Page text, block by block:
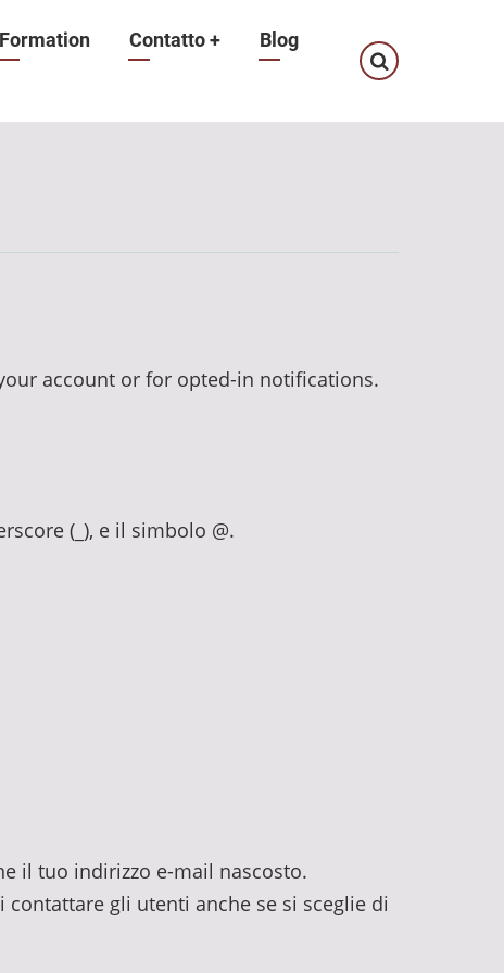
Formation Contatto+
Blog
account or for opted-in notifications.
(_), e il simbolo @.
il tuo indirizzo e-mail nascosto.
gli utenti anche se si sceglie di